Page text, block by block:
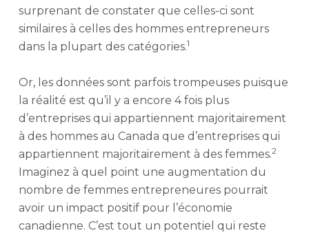
surprenant de constater que celles-ci sont
similaires à celles des hommes entrepreneurs
dans la plupart des catégories.1
Or, les données sont parfois trompeuses puisque
la réalité est qu’il y a encore 4 fois plus
d’entreprises qui appartiennent majoritairement
à des hommes au Canada que d’entreprises qui
appartiennent majoritairement à des femmes.2
Imaginez à quel point une augmentation du
nombre de femmes entrepreneures pourrait
avoir un impact positif pour l’économie
canadienne. C’est tout un potentiel qui reste